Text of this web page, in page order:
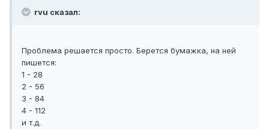
rvu сказал:
Проблема решается просто. Берется бумажка, на ней
пишется:
1 - 28
2 - 56
3 - 84
4 - 112
и т.д.